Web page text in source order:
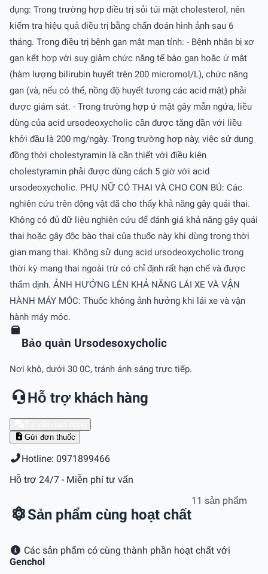
dụng: Trong trường hợp điều trị sỏi túi mật cholesterol, nên
kiểm tra hiệu quả điều trị bằng chẩn đoán hình ảnh sau 6
tháng. Trong điều trị bệnh gan mật mạn tính: - Bệnh nhân bị xơ
gan kết hợp với suy giảm chức năng tế bào gan hoặc ứ mật
(hàm lượng bilirubin huyết trên 200 micromol/L), chức năng
gan (và, nếu có thể, nồng độ huyết tương các acid mật) phải
được giám sát. - Trong trường hợp ứ mật gây mẫn ngứa, liều
dùng của acid ursodeoxycholic cần được tăng dần với liều
khởi đầu là 200 mg/ngày. Trong trường hợp này, việc sử dụng
đồng thời cholestyramin là cần thiết với điều kiện
cholestyramin phải được dùng cách 5 giờ với acid
ursodeoxycholic. PHỤ NỮ CÓ THAI VÀ CHO CON BÚ: Các
nghiên cứu trên động vật đã cho thấy khả năng gây quái thai.
Không có đủ dữ liệu nghiên cứu để đánh giá khả năng gây quái
thai hoặc gây độc bào thai của thuốc này khi dùng trong thời
gian mang thai. Không sử dụng acid ursodeoxycholic trong
thời kỳ mang thai ngoài trừ có chỉ định rất hạn chế và được
thẩm định. ẢNH HƯỞNG LÊN KHẢ NĂNG LÁI XE VÀ VẬN
HÀNH MÁY MÓC: Thuốc không ảnh hưởng khi lái xe và vận
hành máy móc.
Bảo quản Ursodesoxycholic
Nơi khô, dưới 30 0C, tránh ánh sáng trực tiếp.
Hỗ trợ khách hàng
Gửi đơn thuốc
Hotline: 0971899466
Hỗ trợ 24/7 - Miễn phí tư vấn
Sản phẩm cùng hoạt chất
11 sản phẩm
Các sản phẩm có cùng thành phần hoạt chất với
Genchol